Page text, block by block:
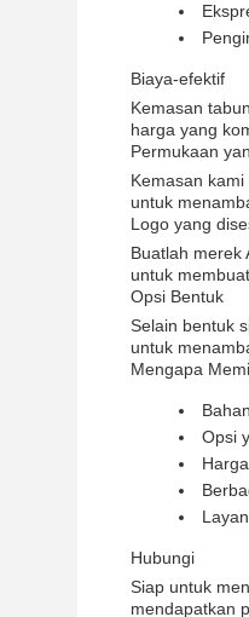
Biaya-efektif
Kemasan
harga yang
Permukaan
Kemasan
untuk
Logo yang
Buatlah merek
untuk
Opsi Bentuk
Selain bentuk
untuk
Mengapa
Opsi
Hubungi
Siap untuk
mendapatkan